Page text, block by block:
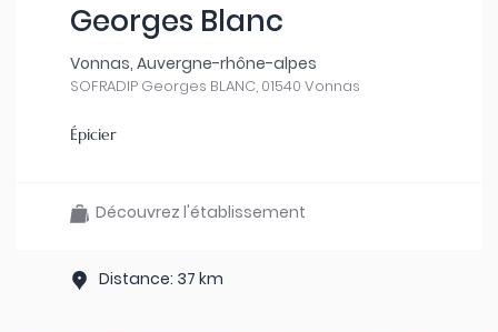
Georges Blanc
Vonnas, Auvergne-rhône-alpes
SOFRADIP Georges BLANC, 01540 Vonnas
Épicier
Découvrez l'établissement
Distance: 37 km